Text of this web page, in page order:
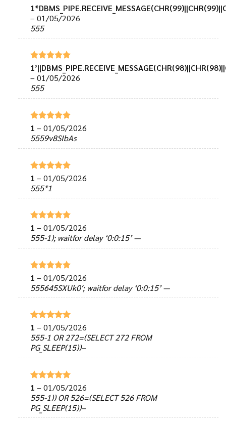
Được xếp
hạng55
sao
– 01/05/2026
555
Được xếp
hạng55
sao
– 01/05/2026
555
Được xếp
hạng
5
sao
1 – 01/05/2026
5559v8SIbAs
Được xếp
hạng5
sao
1 – 01/05/2026
555*1
Được xếp
hạng55
sao
1 – 01/05/2026
555-1); waitfor delay ‘0:0:15’ —
Được xếp
hạng 55
sao
1 – 01/05/2026
555645SXUk0′; waitfor delay ‘0:0:15’ —
Được xếp
hạng5 5
sao
1 – 01/05/2026
555-1 OR 272=(SELECT 272 FROM
PG_SLEEP(15))–
Được xếp
hạng55
sao
1 – 01/05/2026
555-1)) OR 526=(SELECT 526 FROM
PG_SLEEP(15))–